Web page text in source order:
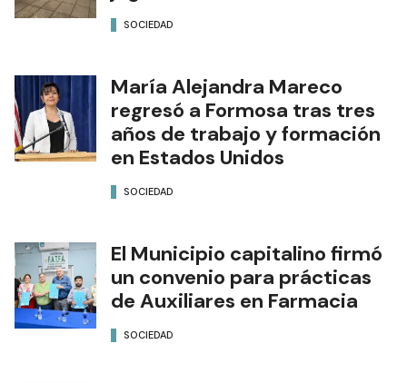
SOCIEDAD
María Alejandra Mareco
regresó a Formosa tras tres
años de trabajo y formación
en Estados Unidos
SOCIEDAD
El Municipio capitalino firmó
un convenio para prácticas
de Auxiliares en Farmacia
SOCIEDAD